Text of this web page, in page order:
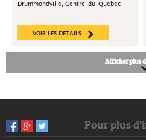
Drummondville, Centre-du-Québec
VOIR LES DÉTAILS
Afficher plus
Pour plus